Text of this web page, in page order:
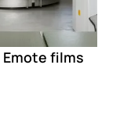
films